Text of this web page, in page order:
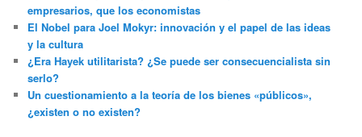
empresarios, que los economistas
El Nobel para Joel Mokyr: innovación y el papel de las ideas
y la cultura
¿Era Hayek utilitarista? ¿Se puede ser consecuencialista sin
serlo?
Un cuestionamiento a la teoría de los bienes «públicos»,
¿existen o no existen?